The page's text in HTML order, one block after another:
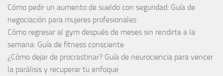
Cómo pedir un aumento de sueldo con seguridad: Guía de
negociación para mujeres profesionales
Cómo regresar al gym después de meses sin rendirte a la
semana: Guía de fitness consciente
¿Cómo dejar de procrastinar? Guía de neurociencia para vencer
la parálisis y recuperar tu enfoque